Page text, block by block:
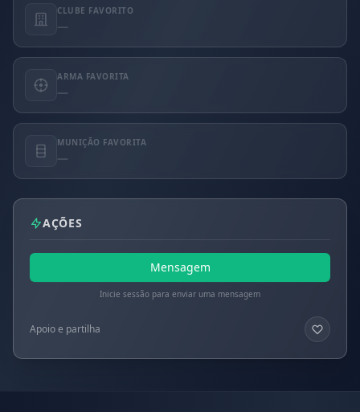
CLUBE FAVORITO
—
ARMA FAVORITA
—
MUNIÇÃO FAVORITA
—
AÇÕES
Mensagem
Inicie sessão para enviar uma mensagem
Apoio e partilha